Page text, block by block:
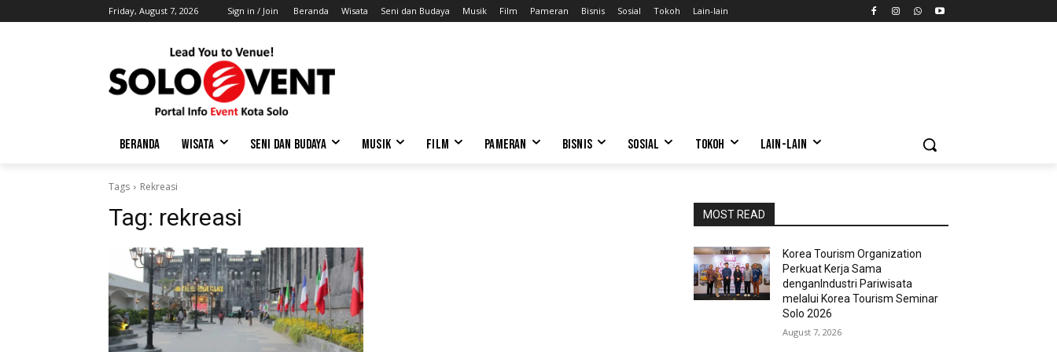
Friday, August 7, 2026 Sign in / Join Beranda Wisata Seni dan Budaya Musik Film Pameran Bisnis Sosial Tokoh Lain-lain
BERANDA WISATA SENI DAN BUDAYA MUSIK FILM PAMERAN BISNIS SOSIAL TOKOH LAIN-LAIN
Tags Rekreasi
Tag: rekreasi MOST READ
Korea Tourism Organization
Perkuat Kerja Sama
denganIndustri Pariwisata
melalui Korea Tourism Seminar
Solo 2026
August 7, 2026